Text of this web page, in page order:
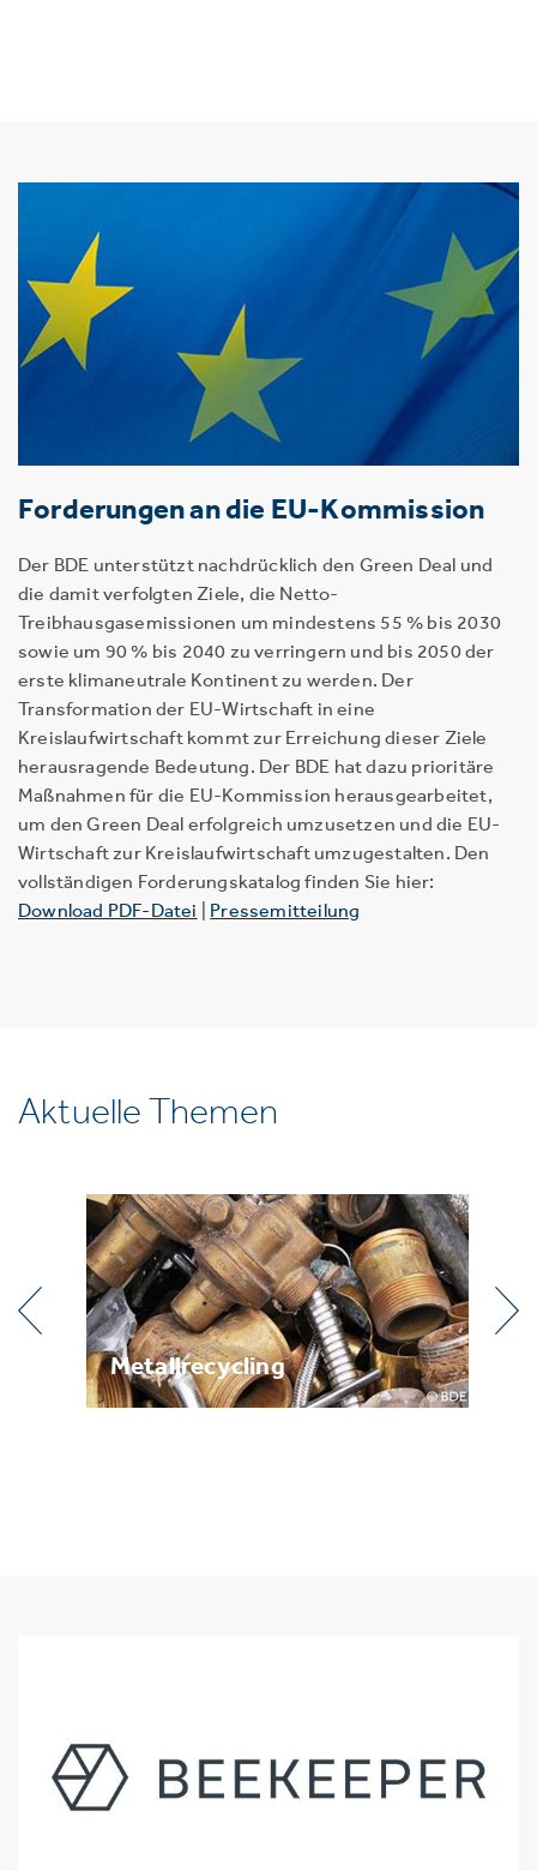
Forderungen an die EU-Kommission
Der BDE unterstützt nachdrücklich den Green Deal und
die damit verfolgten Ziele, die Netto-
Treibhausgasemissionen um mindestens 55 % bis 2030
sowie um 90 % bis 2040 zu verringern und bis 2050 der
erste klimaneutrale Kontinent zu werden. Der
Transformation der EU-Wirtschaft in eine
Kreislaufwirtschaft kommt zur Erreichung dieser Ziele
herausragende Bedeutung. Der BDE hat dazu prioritäre
Maßnahmen für die EU-Kommission herausgearbeitet,
um den Green Deal erfolgreich umzusetzen und die EU-
Wirtschaft zur Kreislaufwirtschaft umzugestalten. Den
vollständigen Forderungskatalog finden Sie hier:
Download PDF-Datei
Pressemitteilung
Aktuelle Themen
Metallrecycling